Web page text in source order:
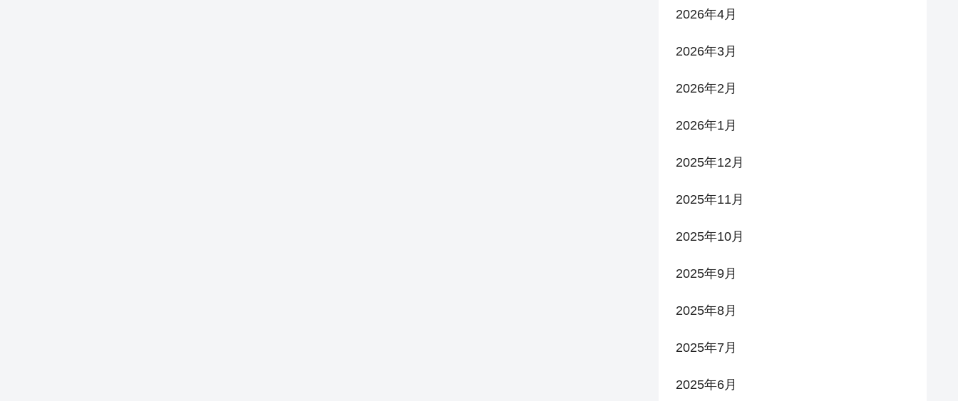
2026年4月
2026年3月
2026年2月
2026年1月
2025年12月
2025年11月
2025年10月
2025年9月
2025年8月
2025年7月
2025年6月